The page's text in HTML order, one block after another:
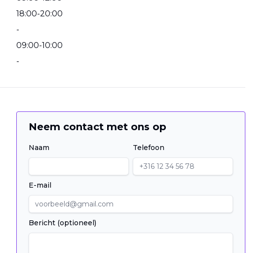
18:00-20:00
-
09:00-10:00
-
Neem contact met ons op
Naam Telefoon
E-mail
Bericht (optioneel)